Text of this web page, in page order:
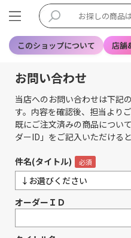
このショップについて 店舗
お問い合わせ
当店へのお問い合わせは下記
す。内容を確認後、担当より
既にご注文済みの商品につい
ダーID」をご記入いただける
件名(タイトル)
オーダーＩＤ